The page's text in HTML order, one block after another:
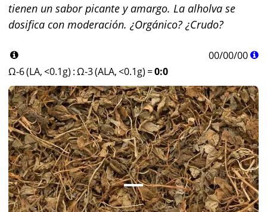
tienen un sabor picante y amargo. La alholva se
dosifica con moderación. ¿Orgánico? ¿Crudo?
00/00/00
Ω-6 (LA, <0.1g) :Ω-3 (ALA, <0.1g) =0:0